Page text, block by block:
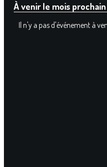
À venir le mois prochain
Il n'y a pas d'événement à